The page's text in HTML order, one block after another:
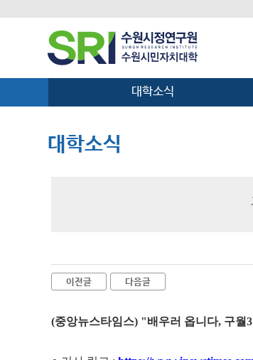
대학소식
대학소식
이전글 다음글
(중앙뉴스타임스) "배 우러 옵니다, 구